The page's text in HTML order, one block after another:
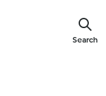
Search